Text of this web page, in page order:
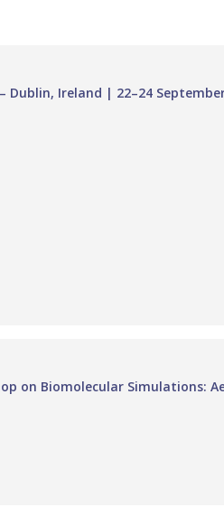
– Dublin, Ireland | 22–24
on Biomolecular Simulations: